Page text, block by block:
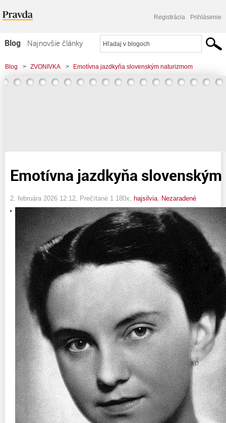
Registrácia Prihlásenie
Blog
Najnovšie články
Najčítanejšie články
Najkomentovanejšie články
Blog > ZVONIVKA > Emotívna jazdkyňa slovenským naturizmom
Emotívna jazdkyňa
2. februára 2026 12:12 , Prečítané 1 180x, hajsilvia Nezaradené